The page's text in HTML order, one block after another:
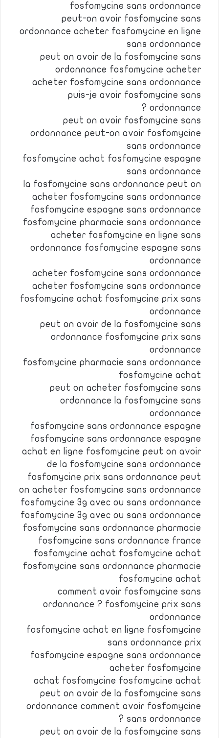
fosfomycine sans ordonnance
peut-on avoir fosfomycine sans
ordonnance acheter fosfomycine en ligne
sans ordonnance
peut on avoir de la fosfomycine sans
ordonnance fosfomycine acheter
acheter fosfomycine sans ordonnance
puis-je avoir fosfomycine sans
ordonnance ?
peut on avoir fosfomycine sans
ordonnance peut-on avoir fosfomycine
sans ordonnance
fosfomycine achat fosfomycine espagne
sans ordonnance
la fosfomycine sans ordonnance peut on
acheter fosfomycine sans ordonnance
fosfomycine espagne sans ordonnance
fosfomycine pharmacie sans ordonnance
acheter fosfomycine en ligne sans
ordonnance fosfomycine espagne sans
ordonnance
acheter fosfomycine sans ordonnance
acheter fosfomycine sans ordonnance
fosfomycine achat fosfomycine prix sans
ordonnance
peut on avoir de la fosfomycine sans
ordonnance fosfomycine prix sans
ordonnance
fosfomycine pharmacie sans ordonnance
fosfomycine achat
peut on acheter fosfomycine sans
ordonnance la fosfomycine sans
ordonnance
fosfomycine sans ordonnance espagne
fosfomycine sans ordonnance espagne
achat en ligne fosfomycine peut on avoir
de la fosfomycine sans ordonnance
fosfomycine prix sans ordonnance peut
on acheter fosfomycine sans ordonnance
fosfomycine 3g avec ou sans ordonnance
fosfomycine 3g avec ou sans ordonnance
fosfomycine sans ordonnance pharmacie
fosfomycine sans ordonnance france
fosfomycine achat fosfomycine achat
fosfomycine sans ordonnance pharmacie
fosfomycine achat
comment avoir fosfomycine sans
ordonnance ? fosfomycine prix sans
ordonnance
fosfomycine achat en ligne fosfomycine
sans ordonnance prix
fosfomycine espagne sans ordonnance
acheter fosfomycine
achat fosfomycine fosfomycine achat
peut on avoir de la fosfomycine sans
ordonnance comment avoir fosfomycine
sans ordonnance ?
peut on avoir de la fosfomycine sans